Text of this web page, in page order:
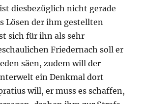
diesbezüglich nicht gerade
Lösen der ihm gestellten
sich für ihn als sehr
Friedernach soll er
säen, zudem will der
ein Denkmal dort
will, er muss es schaffen,